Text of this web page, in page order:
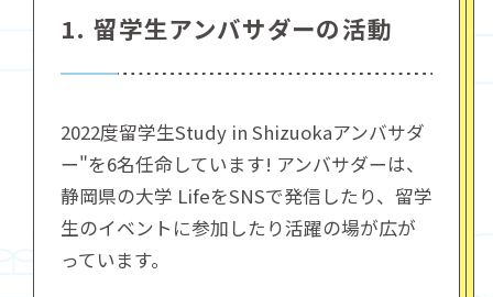
1. 留学生アンバサダーの活動
2022度留学生Study in Shizuokaアンバサダ
ー"を6名任命しています! アンバサダーは、
静岡県の大学 LifeをSNSで発信したり、留学
生のイベントに参加したり活躍の場が広が
っています。